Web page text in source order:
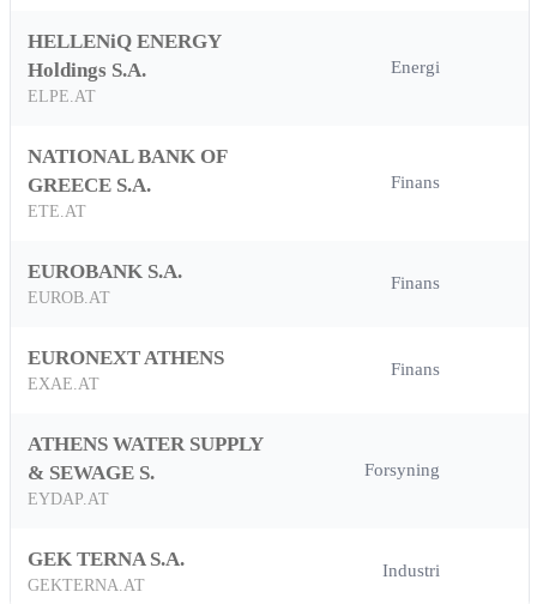
HELLENiQ ENERGY
Holdings S.A.
ELPE.AT
Energi
NATIONAL BANK OF
GREECE S.A.
ETE.AT
Finans
EUROBANK S.A.
EUROB.AT
Finans
EURONEXT ATHENS
EXAE.AT
Finans
ATHENS WATER SUPPLY
& SEWAGE S.
EYDAP.AT
Forsyning
GEK TERNA S.A.
GEKTERNA.AT
Industri